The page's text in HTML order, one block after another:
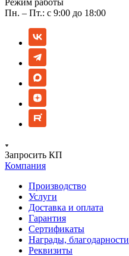
Режим работы
Пн. – Пт.: с 9:00 до 18:00
Запросить КП
Компания
Производство
Услуги
Доставка и оплата
Гарантия
Сертификаты
Награды, благодарности
Реквизиты